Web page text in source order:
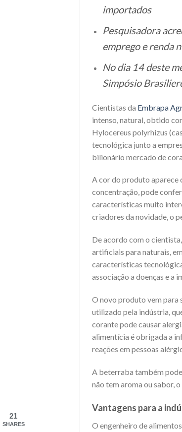
importados
Pesquisadora
emprego e renda
No dia 14 deste
Simpósio
Cientistas da Embrapa
intenso, natural, obtido
Hylocereus polyrhizus
tecnológica junto a
bilionário mercado de
A cor do produto aparece
concentração, pode
características muito
criadores da novidade, o
De acordo com o
artificiais para naturais,
características
associação a doenças e a
O novo produto vem para
utilizado pela indústria,
corante pode causar
alimentícia é obrigada a
reações em pessoas
A beterraba também
não tem aroma ou sabor,
Vantagens para a
O engenheiro de
21
SHARES